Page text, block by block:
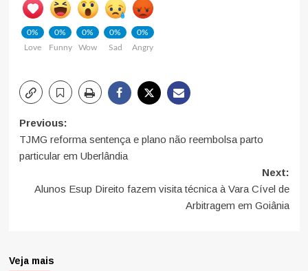
0%
Love
0%
Funny
0%
Wow
0%
Sad
0%
Angry
Post
navigation
Previous:
TJMG reforma sentença e plano não reembolsa parto
particular em Uberlândia
Next:
Alunos Esup Direito fazem visita técnica à Vara Cível de
Arbitragem em Goiânia
Veja mais